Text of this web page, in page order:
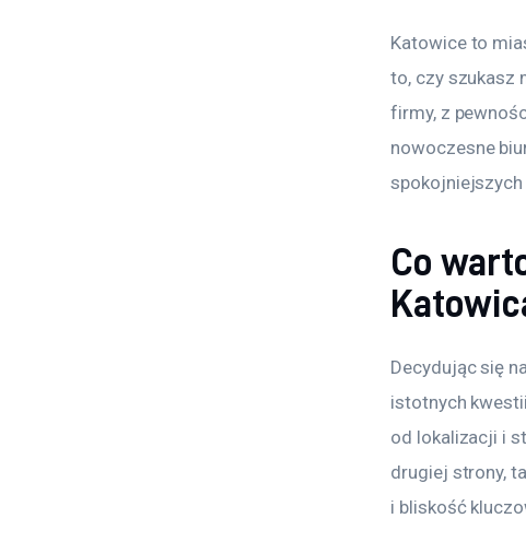
Katowice to
to, czy szukasz
firmy, z
nowoczesne
spokojniejszych
Co
Decydując się
istotnych
od lokalizacji i
drugiej strony,
i bliskość